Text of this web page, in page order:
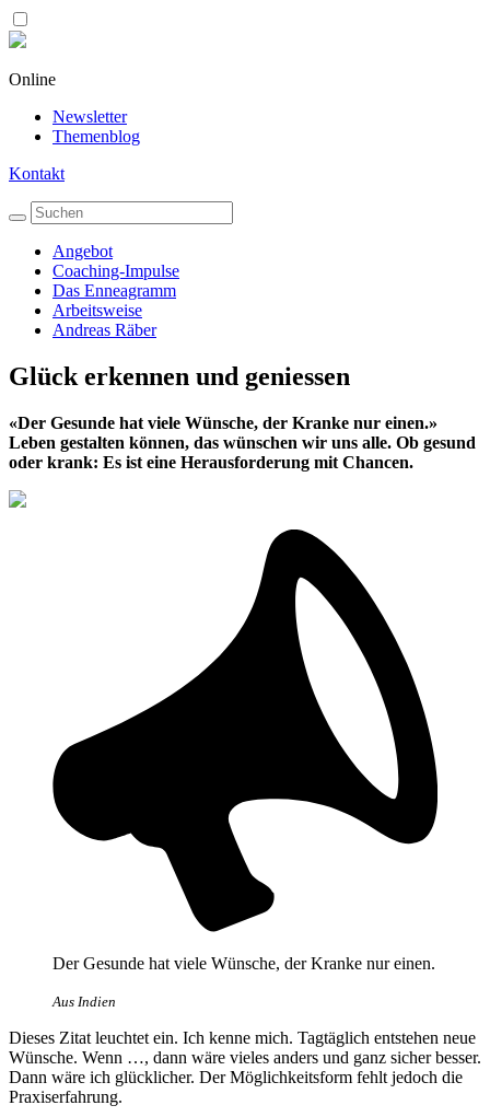
Online
Newsletter
Themenblog
Kontakt
Angebot
Coaching-Impulse
Das Enneagramm
Arbeitsweise
Andreas Räber
Glück erkennen und geniessen
«Der Gesunde hat viele Wünsche, der Kranke nur einen.»
Leben gestalten können, das wünschen wir uns alle. Ob gesund
oder krank: Es ist eine Herausforderung mit Chancen.
Der Gesunde hat viele Wünsche, der Kranke nur einen.
Aus Indien
Dieses Zitat leuchtet ein. Ich kenne mich. Tagtäglich entstehen neue
Wünsche. Wenn …, dann wäre vieles anders und ganz sicher besser.
Dann wäre ich glücklicher. Der Möglichkeitsform fehlt jedoch die
Praxiserfahrung.